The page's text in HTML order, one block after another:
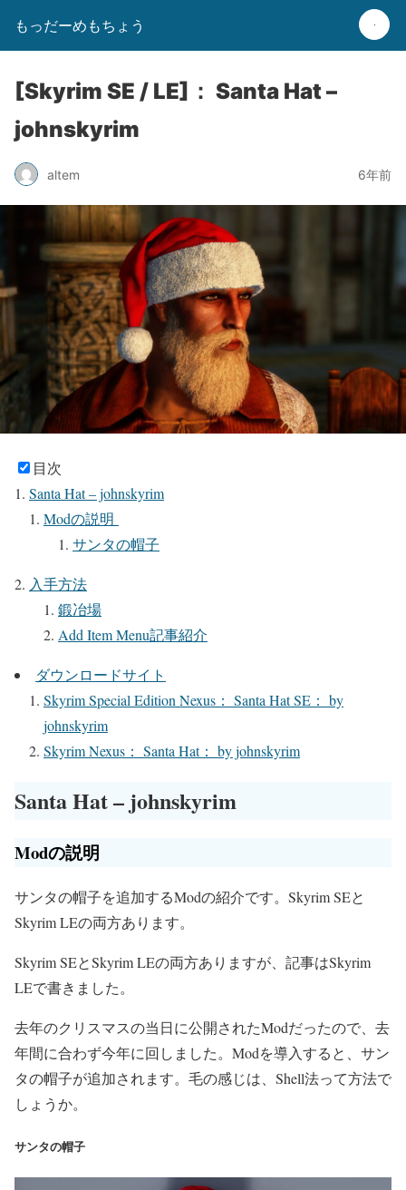
もっだーめもちょう
[Skyrim SE / LE]： Santa Hat –
johnskyrim
altem 6年前
目次
Santa Hat – johnskyrim
Modの説明
サンタの帽子
入手方法
鍛冶場
Add Item Menu記事紹介
ダウンロードサイト
Skyrim Special Edition Nexus： Santa Hat SE： by
johnskyrim
Skyrim Nexus： Santa Hat： by johnskyrim
Santa Hat – johnskyrim
Modの説明
サンタの帽子を追加するModの紹介です。Skyrim SEと
Skyrim LEの両方あります。
Skyrim SEとSkyrim LEの両方ありますが、記事はSkyrim
LEで書きました。
去年のクリスマスの当日に公開されたModだったので、去
年間に合わず今年に回しました。Modを導入すると、サン
タの帽子が追加されます。毛の感じは、Shell法って方法で
しょうか。
サンタの帽子